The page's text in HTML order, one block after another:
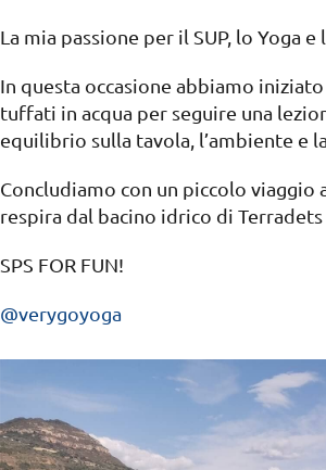
La mia passione per il SUP, lo Yoga
In questa occasione abbiamo
tuffati in acqua per seguire una
equilibrio sulla tavola, l’ambiente e
Concludiamo con un piccolo viaggio
respira dal bacino idrico di
SPS FOR FUN!
@verygoyoga